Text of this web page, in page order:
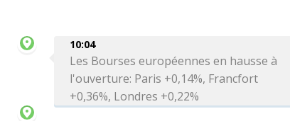
10:04
Les Bourses européennes en hausse à
l'ouverture: Paris +0,14%, Francfort
+0,36%, Londres +0,22%